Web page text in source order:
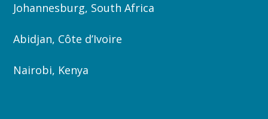
Johannesburg, South Africa
Abidjan, Côte d’Ivoire
Nairobi, Kenya